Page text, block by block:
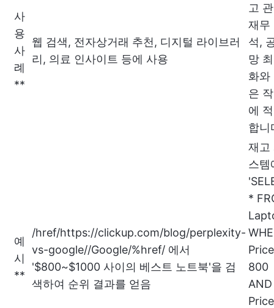
사
용
사
례
**
웹 검색, 전자상거래 추천, 디지털 라이브러
리, 의료 인사이트 등에 사용
고
재무
석,
망
화와
은
에
합니
예
시
**
/href/https://clickup.com/blog/perplexity-
vs-google//Google/%href/ 에서
'$800~$1000 사이의 베스트 노트북'을 검
색하여 순위 결과를 얻음
재고
스템
*
800
AND